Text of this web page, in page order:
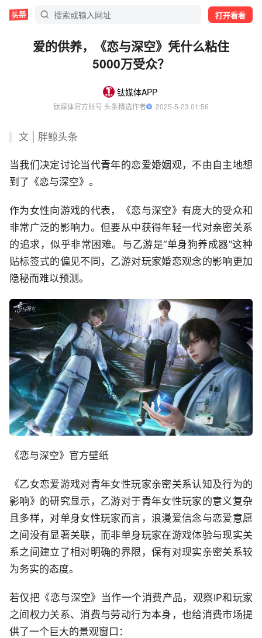
打开看看
爱的供养，《恋与深空》凭什么粘住
5000万受众？
钛媒体APP
钛媒体官方账号 头条精选作者
  2025-5-23 01:56
文 | 胖鲸头条
当我们决定讨论当代青年的恋爱婚姻观，不由自主地想
到了《恋与深空》。
作为女性向游戏的代表，《恋与深空》有庞大的受众和
非常广泛的影响力。但要从中获得年轻一代对亲密关系
的追求，似乎非常困难。与乙游是“单身狗养成器”这种
贴标签式的偏见不同，乙游对玩家婚恋观念的影响更加
隐秘而难以预测。
《恋与深空》官方壁纸
《乙女恋爱游戏对青年女性玩家亲密关系认知及行为的
影响》的研究显示，乙游对于青年女性玩家的意义复杂
且多样，对单身女性玩家而言，浪漫爱信念与恋爱意愿
之间没有显著关联，而非单身玩家在游戏体验与现实关
系之间建立了相对明确的界限，保有对现实亲密关系较
为务实的态度。
若仅把《恋与深空》当作一个消费产品，观察IP和玩家
之间权力关系、消费与劳动行为本身，也给消费市场提
供了一个巨大的景观窗口：